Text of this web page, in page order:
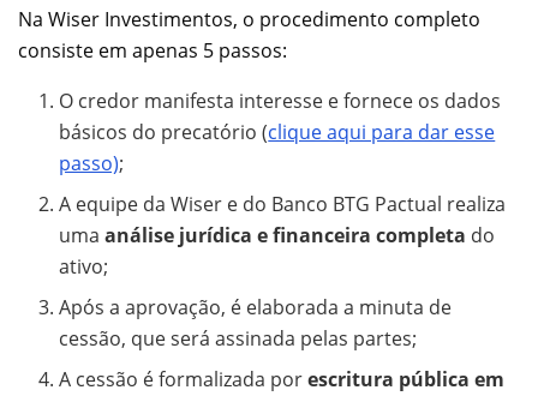
Na Wiser Investimentos, o procedimento completo
consiste em apenas 5 passos:
O credor manifesta interesse e fornece os dados
básicos do precatório (clique aqui para dar esse
passo);
A equipe da Wiser e do Banco BTG Pactual realiza
umaanálise jurídica e financeira completa do
ativo;
Após a aprovação, é elaborada a minuta de
cessão, que será assinada pelas partes;
A cessão é formalizada porescritura pública em